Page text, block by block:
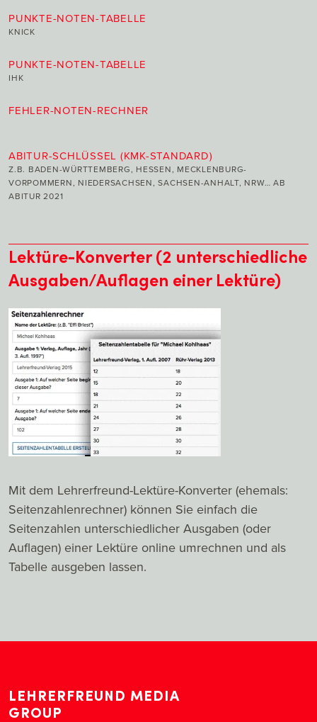
PUNKTE-NOTEN-TABELLE
KNICK
PUNKTE-NOTEN-TABELLE
IHK
FEHLER-NOTEN-RECHNER
ABITUR-SCHLÜSSEL (KMK-STANDARD)
Z.B. BADEN-WÜRTTEMBERG, HESSEN, MECKLENBURG-
VORPOMMERN, NIEDERSACHSEN, SACHSEN-ANHALT, NRW… AB
ABITUR 2021
Lektüre-Konverter (2 unterschiedliche
Ausgaben/Auflagen einer Lektüre)
Mit dem Lehrerfreund-Lektüre-Konverter (ehemals:
Seitenzahlenrechner) können Sie einfach die
Seitenzahlen unterschiedlicher Ausgaben (oder
Auflagen) einer Lektüre online umrechnen und als
Tabelle ausgeben lassen.
LEHRERFREUND MEDIA
GROUP